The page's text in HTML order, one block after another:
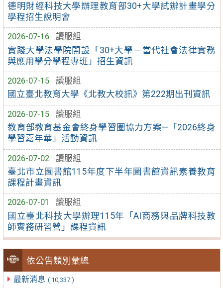
德明財經科技大學辦理教育部30+大學試辦計畫學分
學程招生說明會
2026-07-16
讀服組
實踐大學法學院開設「30+大學－當代社會法律實務
與應用學分學程專班」招生資訊
2026-07-15
讀服組
國立臺北教育大學《北教大校訊》第222期出刊資訊
2026-07-15
讀服組
教育部教育基金會終身學習圈協力方案—「2026終身
學習嘉年華」活動資訊
2026-07-02
讀服組
臺北市立圖書館115年度下半年圖書館資訊素養教育
課程計畫資訊
2026-07-01
讀服組
國立臺北科技大學辦理115年「AI商務與品牌科技教
師實務研習營」課程資訊
依公告類別彙總
最新消息 ( 10,337 )